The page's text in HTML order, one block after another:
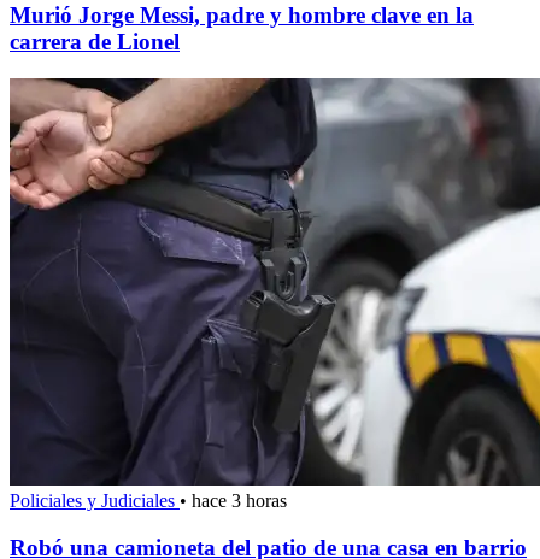
Murió Jorge Messi, padre y hombre clave en la
carrera de Lionel
Policiales y Judiciales • hace 3 horas
Robó una camioneta del patio de una casa en barrio